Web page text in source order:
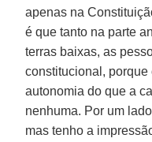
apenas na
é que tanto na parte
terras baixas, as
constitucional,
autonomia do que a
nenhuma. Por um
mas tenho a